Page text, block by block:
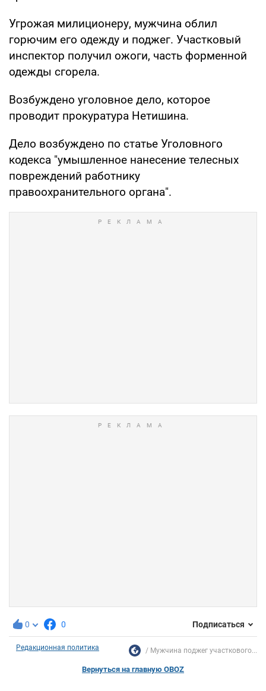
Угрожая милиционеру, мужчина облил
горючим его одежду и поджег. Участковый
инспектор получил ожоги, часть форменной
одежды сгорела.
Возбуждено уголовное дело, которое
проводит прокуратура Нетишина.
Дело возбуждено по статье Уголовного
кодекса "умышленное нанесение телесных
повреждений работнику
правоохранительного органа".
0 0 Подписаться
Редакционная политика Мужчина поджег участкового...
Вернуться на главную OBOZ